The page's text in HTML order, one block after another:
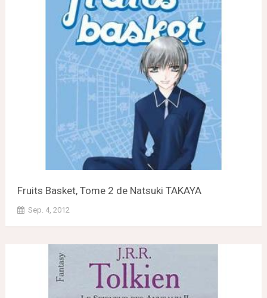
Fruits Basket, Tome 2 de Natsuki TAKAYA
Sep. 4, 2012